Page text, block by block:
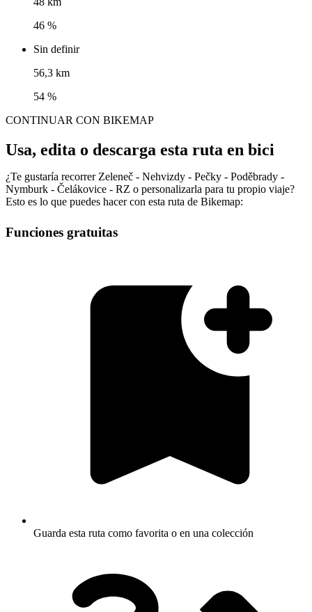
46 %
Sin definir
56,3 km
54 %
CONTINUAR CON BIKEMAP
Usa, edita o descarga esta ruta en bici
¿Te gustaría recorrer Zeleneč - Nehvizdy - Pečky - Poděbrady -
Nymburk - Čelákovice - RZ o personalizarla para tu propio viaje?
Esto es lo que puedes hacer con esta ruta de Bikemap:
Funciones gratuitas
Guarda esta ruta como favorita o en una colección